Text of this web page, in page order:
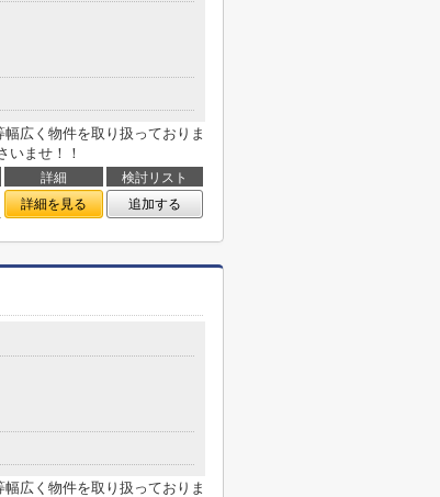
広く物件を取り扱っておりま
いませ！！
詳細
検討リスト
詳細を見る 追加する
広く物件を取り扱っておりま